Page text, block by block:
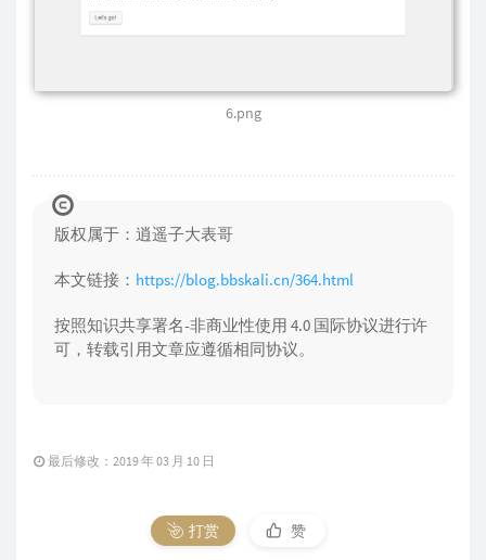
6.png
版权属于：逍遥子大表哥
本文链接： https://blog.bbskali.cn/364.html
按照知识共享署名-非商业性使用 4.0 国际协议进行许
可，转载引用文章应遵循相同协议。
最后修改：2019 年 03 月 10 日
打赏 赞